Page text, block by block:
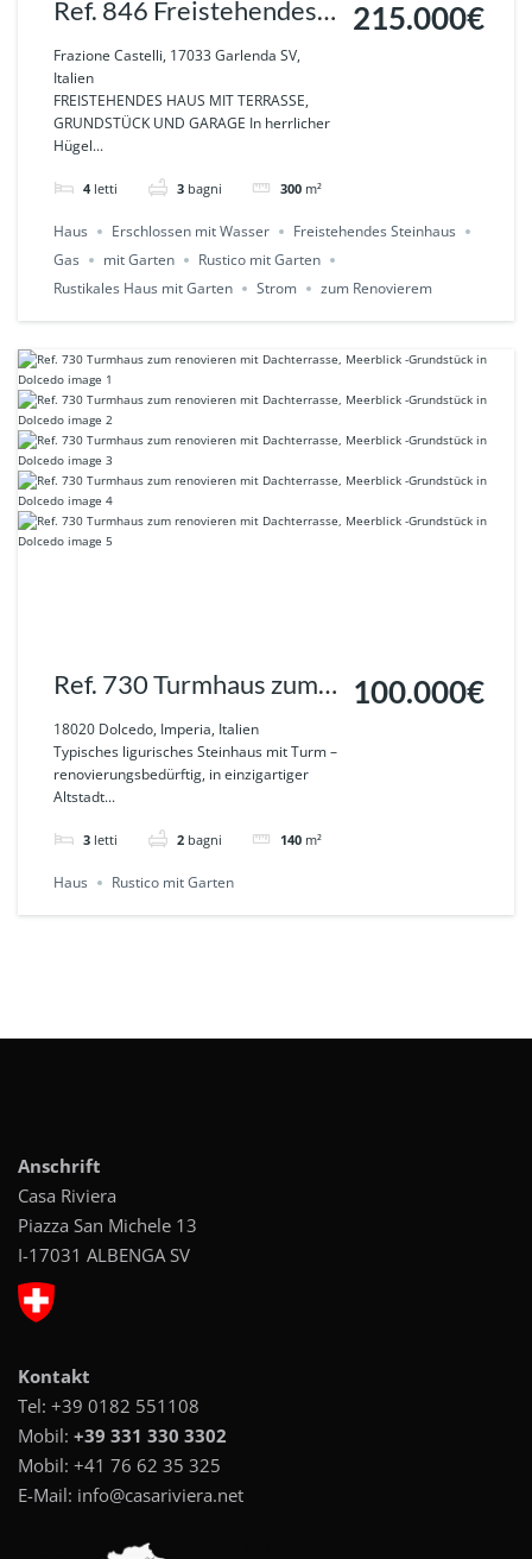
Ref. 846 Freistehendes
Haus mit Panoramablick,
Garten in Garlenda
Frazione Castelli, 17033 Garlenda SV,
Italien
FREISTEHENDES HAUS MIT TERRASSE,
GRUNDSTÜCK UND GARAGE In herrlicher
Hügel...
4 letti 3 bagni 300 m²
215.000€
Haus Erschlossen mit Wasser
Freistehendes Steinhaus
Gas
mit Garten
Rustico mit Garten
Rustikales Haus mit Garten
Strom zum Renovierem
Ref. 730 Turmhaus zum
renovieren mit
Dachterrasse, Meerblick
-Grundstück in Dolcedo
18020 Dolcedo, Imperia, Italien
Typisches ligurisches Steinhaus mit Turm –
renovierungsbedürftig, in einzigartiger
Altstadt...
3 letti 2 bagni 140 m²
100.000€
Haus Rustico mit Garten
Anschrift
Casa Riviera
Piazza San Michele 13
I-17031 ALBENGA SV
Kontakt
Tel: +39 0182 551108
Mobil: +39 331 330 3302
Mobil: +41 76 62 35 325
E-Mail: info@casariviera.net